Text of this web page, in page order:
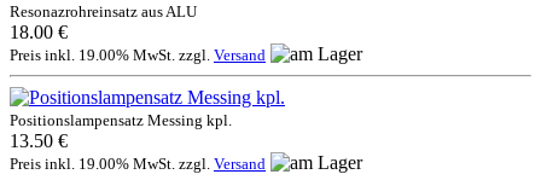
Resonazrohreinsatz aus ALU
18.00 €
Preis inkl. 19.00% MwSt. zzgl. Versand
Positionslampensatz Messing kpl.
13.50 €
Preis inkl. 19.00% MwSt. zzgl. Versand